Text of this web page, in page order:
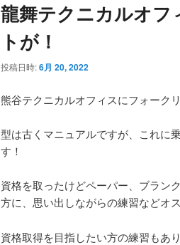
龍舞テクニカルオフ
トが！
投稿日時:6月 20, 2022
熊谷テクニカルオフィスにフォーク
型は古くマニュアルですが、これに
す！
資格を取ったけどペーパー、ブラン
方に、思い出しながらの練習などオス
資格取得を目指したい方の練習もあり